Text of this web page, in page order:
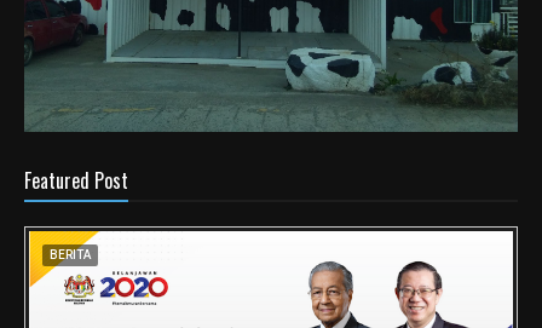
Featured Post
BERITA